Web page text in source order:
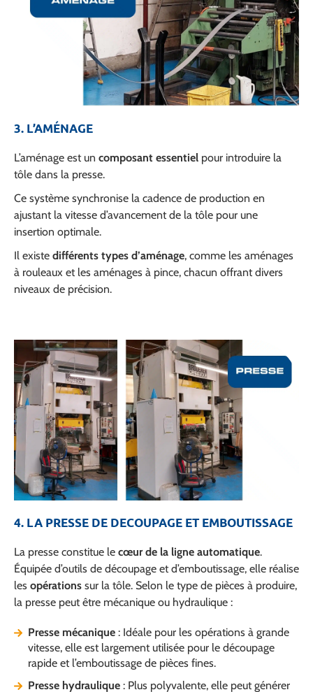
3. L’AMÉNAGE
L’aménage est un composant essentiel pour introduire la
tôle dans la presse.
Ce système synchronise la cadence de production en
ajustant la vitesse d’avancement de la tôle pour une
insertion optimale.
Il existe différents types d’aménage, comme les aménages
à rouleaux et les aménages à pince, chacun offrant divers
niveaux de précision.
4. LA PRESSE DE DECOUPAGE ET EMBOUTISSAGE
La presse constitue le cœur de la ligne automatique.
Équipée d’outils de découpage et d’emboutissage, elle réalise
les opérations sur la tôle. Selon le type de pièces à produire,
la presse peut être mécanique ou hydraulique :
Presse mécanique : Idéale pour les opérations à grande
vitesse, elle est largement utilisée pour le découpage
rapide et l’emboutissage de pièces fines.
Presse hydraulique : Plus polyvalente, elle peut générer